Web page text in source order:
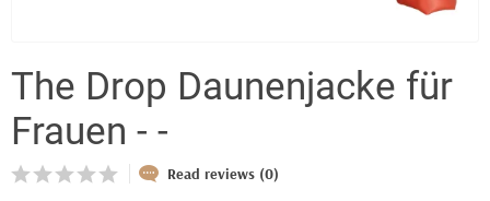
The Drop Daunenjacke für
Frauen - -
Read reviews (0)